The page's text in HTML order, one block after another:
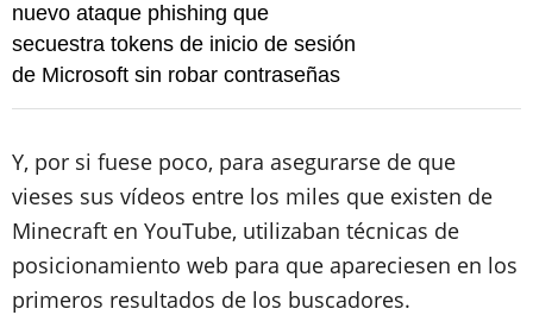
nuevo ataque phishing que
secuestra tokens de inicio de sesión
de Microsoft sin robar contraseñas
Y, por si fuese poco, para asegurarse de que
vieses sus vídeos entre los miles que existen de
Minecraft en YouTube, utilizaban técnicas de
posicionamiento web para que apareciesen en los
primeros resultados de los buscadores.